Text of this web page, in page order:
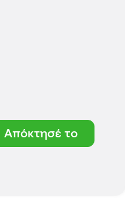
Απόκτησέ το